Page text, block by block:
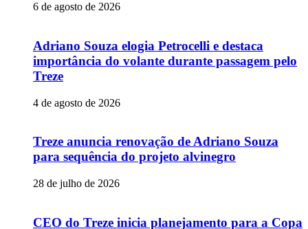
6 de agosto de 2026
Adriano Souza elogia Petrocelli e destaca
importância do volante durante passagem pelo
Treze
4 de agosto de 2026
Treze anuncia renovação de Adriano Souza
para sequência do projeto alvinegro
28 de julho de 2026
CEO do Treze inicia planejamento para a Copa